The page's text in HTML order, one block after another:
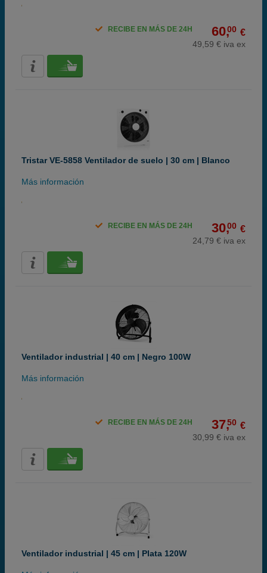
60,00 €
49,59 € iva ex
RECIBE EN MÁS DE 24H
Tristar VE-5858 Ventilador de suelo | 30 cm | Blanco
Más información
30,00 €
24,79 € iva ex
RECIBE EN MÁS DE 24H
Ventilador industrial | 40 cm | Negro 100W
Más información
37,50 €
30,99 € iva ex
RECIBE EN MÁS DE 24H
Ventilador industrial | 45 cm | Plata 120W